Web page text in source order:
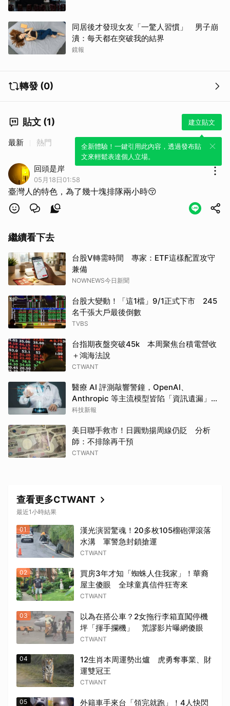
同居後才發現女友「一驚人習慣」 男子崩
潰：每天都在突破我的結界
鏡報
轉發 (0)
貼文 (1) 建立貼文
全新體驗！一鍵引用此內容，透過發布貼
文來輕鬆表達個人立場。
最新 熱門
回頭是岸
05月18日01:58
臺灣人的特色，為了幾十塊排隊兩小時😚
繼續看下去
台股V轉需時間 專家：ETF這樣配置攻守
兼備
NOWNEWS今日新聞
台股大變動！「這1檔」9/1正式下市 245
名千張大戶最後倒數
TVBS
台指期夜盤突破45k 本周聚焦台積電營收
＋鴻海法說
CTWANT
醫療 AI 評測敲響警鐘，OpenAI、
Anthropic 等主流模型皆陷「資訊遺漏」盲
點
科技新報
美日聯手救市！日圓勁揚周線仍貶 分析
師：不排除再干預
CTWANT
查看更多CTWANT
最近1小時結果
01
漢光演習驚魂！20多枚105榴砲彈滾落
水溝 軍警急封鎖搶運
CTWANT
02
買房3年才知「蜘蛛人住我家」！華裔
屋主傻眼 全球童真信件狂寄來
CTWANT
03
以為在搭公車？2女拖行李箱直闖停機
坪「揮手攔機」 荒謬影片曝網傻眼
CTWANT
04
12生肖本周運勢出爐 虎勇奪事業、財
運雙冠王
CTWANT
05
外籍車手來台「領完就跑」！4人快閃